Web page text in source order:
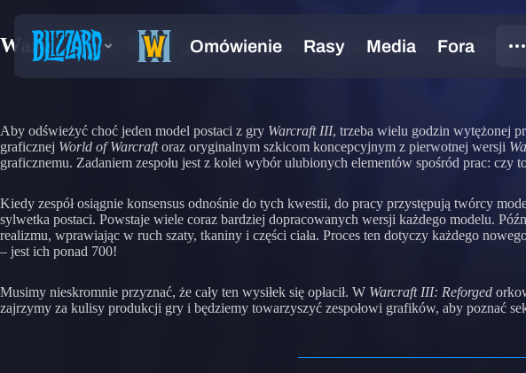
Warcraft III: Reforged – Nowe wcielenie Nocnych Elfów
Aby odświeżyć choć jeden model postaci z gry Warcraft III, trzeba wielu godzin wytężonej
graficznej World of Warcraftoraz oryginalnym szkicom koncepcyjnym z pierwotnej wersji
graficznemu. Zadaniem zespołu jest z kolei wybór ulubionych elementów spośród prac:
Kiedy zespół osiągnie konsensus odnośnie do tych kwestii, do pracy przystępują twórcy
sylwetka postaci. Powstaje wiele coraz bardziej dopracowanych wersji każdego modelu.
realizmu, wprawiając w ruch szaty, tkaniny i części ciała. Proces ten dotyczy każdego
– jest ich ponad 700!
Musimy nieskromnie przyznać, że cały ten wysiłek się opłacił. W Warcraft III: Reforged
zajrzymy za kulisy produkcji gry i będziemy towarzyszyć zespołowi grafików, aby poznać